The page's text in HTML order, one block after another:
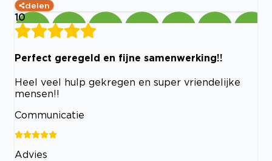
delen
10
Perfect geregeld en fijne samenwerking!!
Heel veel hulp gekregen en super vriendelijke
mensen!!
Communicatie
Advies